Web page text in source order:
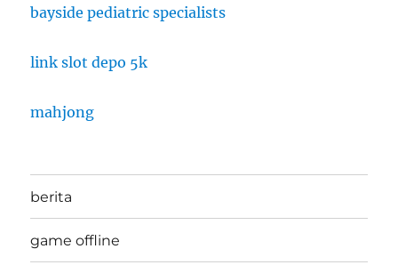
bayside pediatric specialists
link slot depo 5k
mahjong
berita
game offline